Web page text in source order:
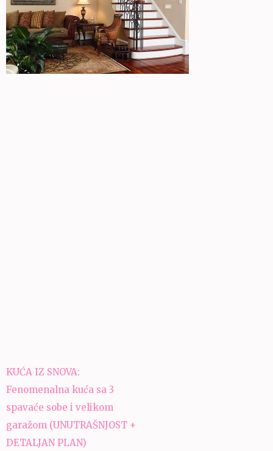
Navigacija
članaka
KUĆA IZ SNOVA:
Fenomenalna kuća sa 3
spavaće sobe i velikom
garažom (UNUTRAŠNJOST +
DETALJAN PLAN)